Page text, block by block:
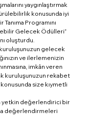
yaygınlaştırmak
konusunda iyi
Programını
Gelecek Ödülleri”
oluşturdu.
gelecek
ve ilerlemenizin
imkân veren
kuruluşunuzun rekabet
size kıymetli
yetkin değerlendirici bir
değerlendirmeleri